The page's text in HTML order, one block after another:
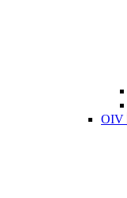
OIV